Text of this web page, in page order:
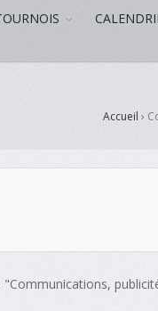
Accueil ›